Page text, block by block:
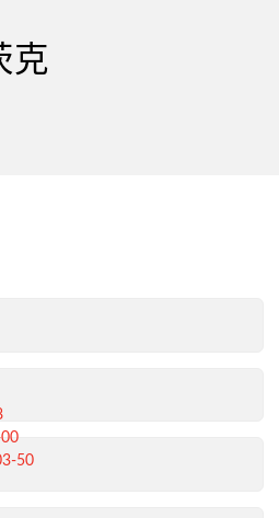
50
克